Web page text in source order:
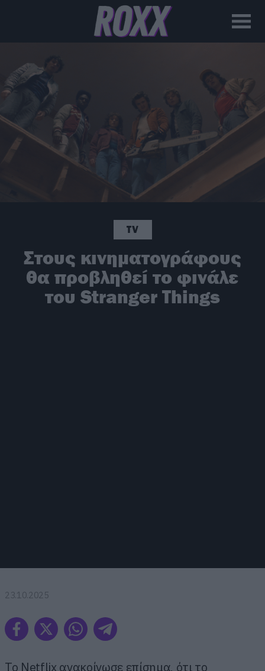
TV
Στους κινηματογράφους
θα προβληθεί το φινάλε
του Stranger Things
23.10.2025
Το Netflix ανακοίνωσε επίσημα, ότι το